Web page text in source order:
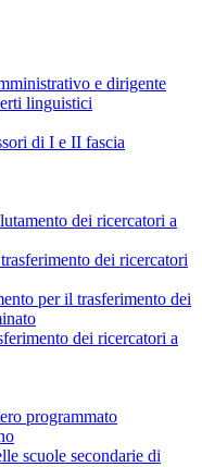
e dirigente
linguistici
di I e II fascia
dei ricercatori a
dei ricercatori
per il trasferimento dei
dei ricercatori a
programmato
scuole secondarie di